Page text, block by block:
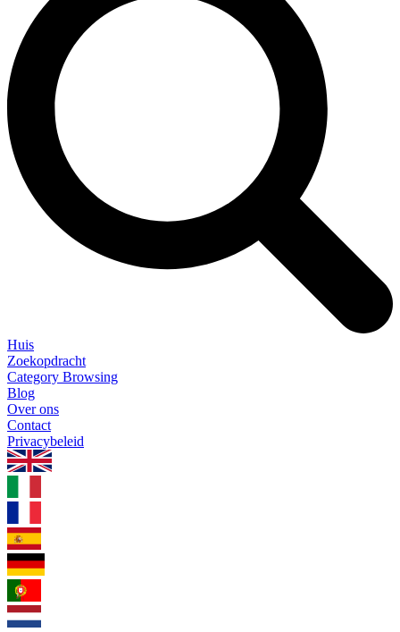
Huis
Zoekopdracht
Category Browsing
Blog
Over ons
Contact
Privacybeleid